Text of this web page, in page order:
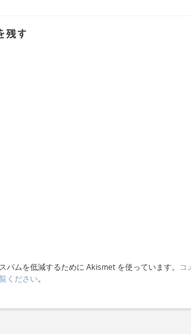
残す
パムを低減するために Akismet を使っています。 コ
ください。